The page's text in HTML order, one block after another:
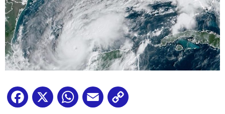
Facebook
X WhatsApp
Email